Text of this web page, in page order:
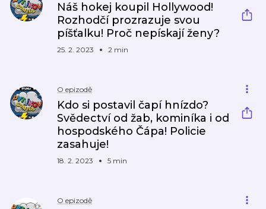
Náš hokej koupil Hollywood!
Rozhodčí prozrazuje svou
píšťalku! Proč nepískají ženy?
25. 2. 2023 2 min
O epizodě
Kdo si postavil čapí hnízdo?
Svědectví od žab, kominíka i od
hospodského Čápa! Policie
zasahuje!
18. 2. 2023 5 min
O epizodě